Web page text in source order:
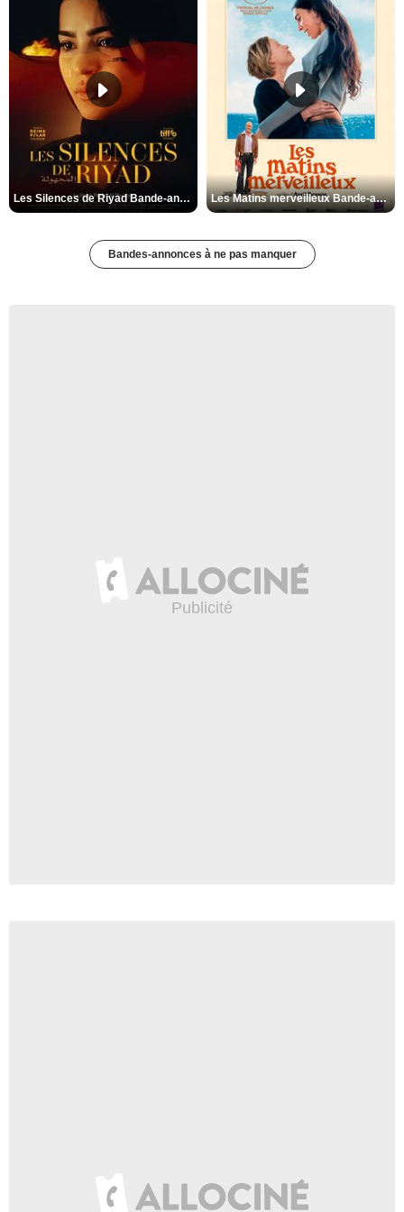
Les Silences de Riyad Bande-annonce VO STFR Les Matins merveilleux Bande-annonce VF
Bandes-annonces à ne pas manquer